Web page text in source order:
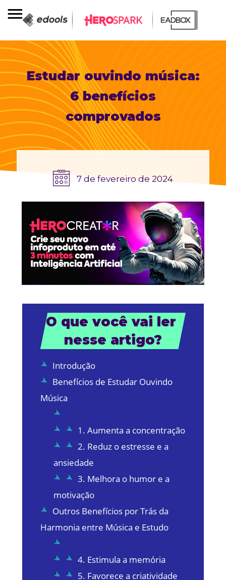
Estudar ouvindo música:
6 benefícios
comprovados
7 de fevereiro de 2024
O que você vai ler
nesse artigo?
Introdução
Benefícios de Estudar Ouvindo
Música
1. Aumenta a concentração
2. Reduz o estresse e a
ansiedade
3. Melhora o humor e a
motivação
Outros Benefícios por Trás da
Harmonia entre Música e Estudo
4. Estimula a memória
5. Favorece a criatividade